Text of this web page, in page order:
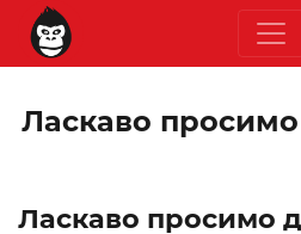
Ласкаво
Ласкаво просимо